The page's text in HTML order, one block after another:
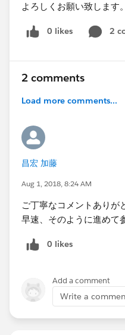
よろしくお願い致します。
0 likes 2
2 comments
Load more comments...
昌宏 加藤
Aug 1, 2018, 8:24 AM
ご丁寧なコメントありが
早速、そのように進めて
0 likes
Add a comment
Write a